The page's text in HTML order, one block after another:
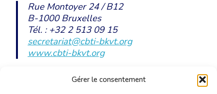
Gérer le consentement
Rue Montoyer 24 / B12
B-1000 Bruxelles
Tél. : +32 2 513 09 15
secretariat@cbti-bkvt.org
www.cbti-bkvt.org
Invitation Nouvel An 2018[PDF]